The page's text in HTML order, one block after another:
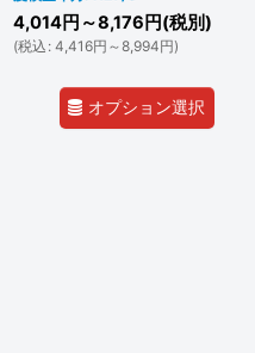
4,014円 ～8,176 円(税別)
(税込 : 4,416円 ～8,994円)
オプション選択